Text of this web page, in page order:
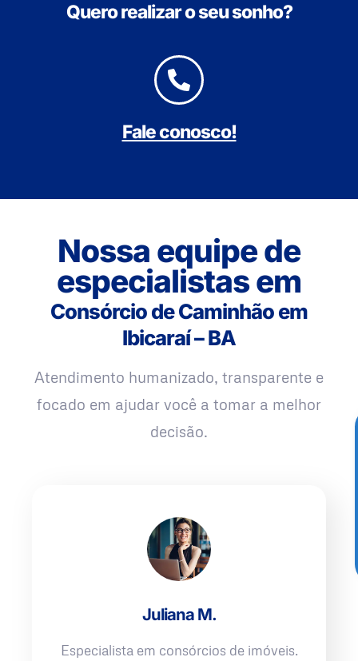
Quero realizar o seu sonho?
Fale conosco!
Nossa equipe de
especialistas em
Consórcio de Caminhão em
Ibicaraí – BA
Atendimento humanizado, transparente e
focado em ajudar você a tomar a melhor
decisão.
Juliana M.
Especialista em consórcios de imóveis.